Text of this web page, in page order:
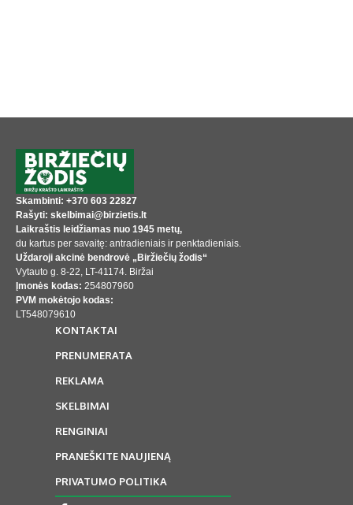
Skambinti: +370 603 22827
Rašyti: skelbimai@birzietis.lt
Laikraštis leidžiamas nuo 1945 metų,
du kartus per savaitę: antradieniais ir penktadieniais.
Uždaroji akcinė bendrovė „Biržiečių žodis“
Vytauto g. 8-22, LT-41174. Biržai
Įmonės kodas: 254807960
PVM mokėtojo kodas:
LT548079610
KONTAKTAI
PRENUMERATA
REKLAMA
SKELBIMAI
RENGINIAI
PRANEŠKITE NAUJIENĄ
PRIVATUMO POLITIKA